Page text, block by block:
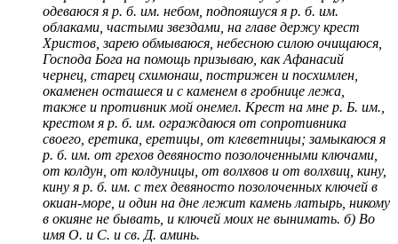
одеваюся я р. б. им. небом, подпояшуся я р. б. им.
облаками, частыми звездами, на главе держу крест
Христов, зарею обмываюся, небесною силою очищаюся,
Господа Бога на помощь призываю, как Афанасий
чернец, старец схимонаш, пострижен и посхимлен,
окаменен осташеся и с каменем в гробнице лежа,
также и противник мой онемел. Крест на мне р. Б. им.,
крестом я р. б. им. ограждаюся от сопротивника
своего, еретика, еретицы, от клеветницы; замыкаюся я
р. б. им. от грехов девяносто позолоченными ключами,
от колдун, от колдуницы, от волхвов и от волхвиц, кину,
кину я р. б. им. с тех девяносто позолоченных ключей в
окиан-море, и один на дне лежит камень латырь, никому
в окияне не бывать, и ключей моих не вынимать. б) Во
имя О. и С. и св. Д. аминь.